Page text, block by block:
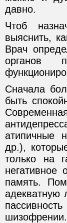
давно.
Чтоб
выяснить,
Врач
органов
Сначала
быть
атипичные
др.),
только на
память.
адекватную
шизофрении.